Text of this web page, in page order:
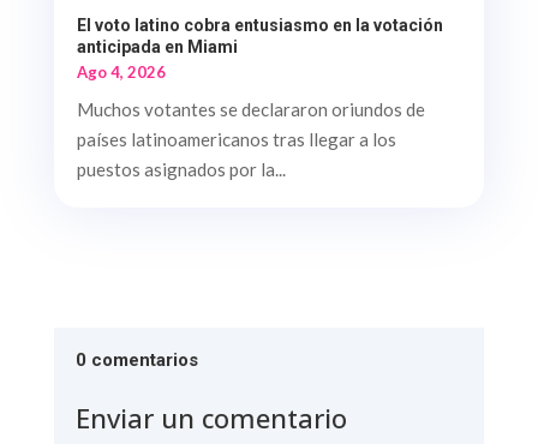
El voto latino cobra entusiasmo en la votación
anticipada en Miami
Ago 4, 2026
Muchos votantes se declararon oriundos de
países latinoamericanos tras llegar a los
puestos asignados por la...
0 comentarios
Enviar un comentario